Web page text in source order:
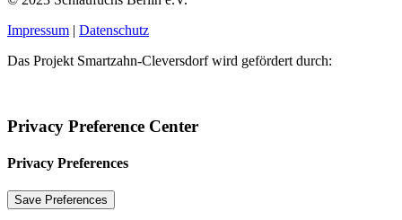
Impressum | Datenschutz
Das Projekt Smartzahn-Cleversdorf wird gefördert durch:
Privacy Preference Center
Privacy Preferences